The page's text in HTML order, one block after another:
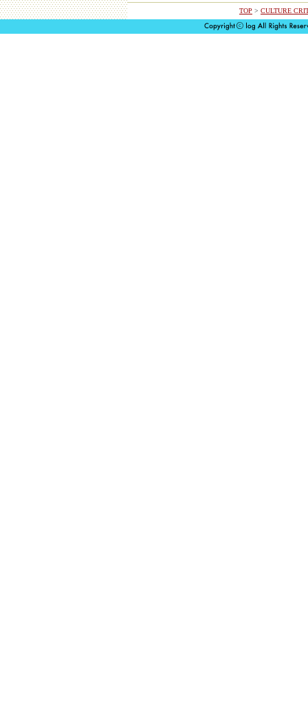
TOP > CULTURE